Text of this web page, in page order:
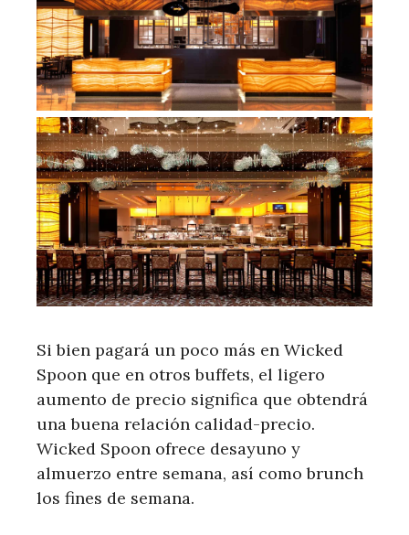
Si bien pagará un poco más en Wicked
Spoon que en otros buffets, el ligero
aumento de precio significa que obtendrá
una buena relación calidad-precio.
Wicked Spoon ofrece desayuno y
almuerzo entre semana, así como brunch
los fines de semana.